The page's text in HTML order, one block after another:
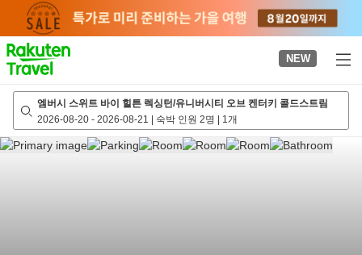
page
NEW
엠버시 스위트 바이 힐튼 렉싱턴/유니버시티 오브 켄터키 콜드스트림
2026-08-20 - 2026-08-21 | 숙박 인원 2명 | 1개